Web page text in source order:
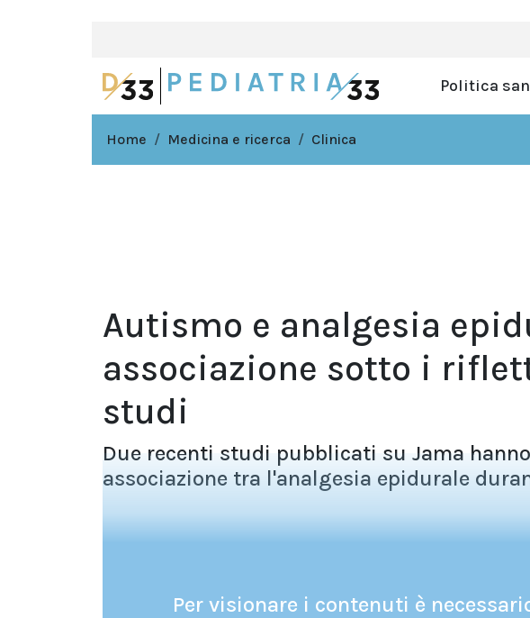
Politica
Home Medicina e ricerca Clinica
Autismo e analgesia
associazione sotto i
studi
Due recenti studi pubblicati su Jama
associazione tra l'analgesia epidurale
Per visionare i contenuti è